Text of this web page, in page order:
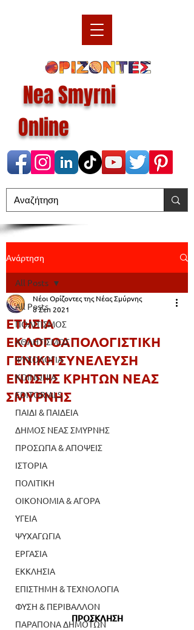
Nea Smyrni
Online
Ανάρτηση
All Posts
ΠΟΛΙΤΙΣΜΟΣ
ΑΘΛΗΤΙΣΜΟΣ
ΨΥΧΟΛΟΓΙΑ
ΚΟΙΝΩΝΙΑ
EDITORIALS
ΠΑΙΔΙ & ΠΑΙΔΕΙΑ
ΔΗΜΟΣ ΝΕΑΣ ΣΜΥΡΝΗΣ
ΠΡΟΣΩΠΑ & ΑΠΟΨΕΙΣ
ΙΣΤΟΡΙΑ
ΠΟΛΙΤΙΚΗ
ΟΙΚΟΝΟΜΙΑ & ΑΓΟΡΑ
ΥΓΕΙΑ
ΨΥΧΑΓΩΓΙΑ
ΕΡΓΑΣΙΑ
ΕΚΚΛΗΣΙΑ
ΕΠΙΣΤΗΜΗ & ΤΕΧΝΟΛΟΓΙΑ
ΦΥΣΗ & ΠΕΡΙΒΑΛΛΟΝ
ΠΑΡΑΠΟΝΑ ΔΗΜΟΤΩΝ
All Posts
ΕΤΗΣΙΑ
ΕΚΛΟΓΟΑΠΟΛΟΓΙΣΤΙΚΗ
ΓΕΝΙΚΗ ΣΥΝΕΛΕΥΣΗ
ΕΝΩΣΗΣ ΚΡΗΤΩΝ ΝΕΑΣ
ΣΜΥΡΝΗΣ
Νέοι Ορίζοντες της Νέας Σμύρνης
8 Σεπ 2021
ΠΡΟΣΚΛΗΣΗ